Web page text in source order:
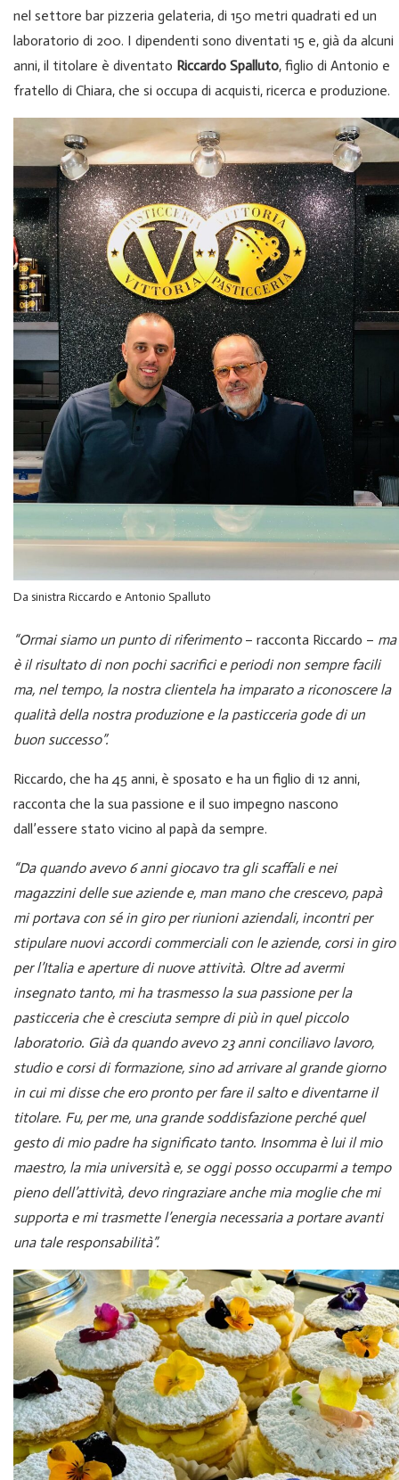
nel settore bar pizzeria gelateria, di 150 metri quadrati ed un
laboratorio di 200. I dipendenti sono diventati 15 e, già da alcuni
anni, il titolare è diventato Riccardo Spalluto, figlio di Antonio e
fratello di Chiara, che si occupa di acquisti, ricerca e produzione.
Da sinistra Riccardo e Antonio Spalluto
“Ormai siamo un punto di riferimento – racconta Riccardo – ma
è il risultato di non pochi sacrifici e periodi non sempre facili
ma, nel tempo, la nostra clientela ha imparato a riconoscere la
qualità della nostra produzione e la pasticceria gode di un
buon successo”.
Riccardo, che ha 45 anni, è sposato e ha un figlio di 12 anni,
racconta che la sua passione e il suo impegno nascono
dall’essere stato vicino al papà da sempre.
“Da quando avevo 6 anni giocavo tra gli scaffali e nei
magazzini delle sue aziende e, man mano che crescevo, papà
mi portava con sé in giro per riunioni aziendali, incontri per
stipulare nuovi accordi commerciali con le aziende, corsi in giro
per l’Italia e aperture di nuove attività. Oltre ad avermi
insegnato tanto, mi ha trasmesso la sua passione per la
pasticceria che è cresciuta sempre di più in quel piccolo
laboratorio. Già da quando avevo 23 anni conciliavo lavoro,
studio e corsi di formazione, sino ad arrivare al grande giorno
in cui mi disse che ero pronto per fare il salto e diventarne il
titolare. Fu, per me, una grande soddisfazione perché quel
gesto di mio padre ha significato tanto. Insomma è lui il mio
maestro, la mia università e, se oggi posso occuparmi a tempo
pieno dell’attività, devo ringraziare anche mia moglie che mi
supporta e mi trasmette l’energia necessaria a portare avanti
una tale responsabilità”.